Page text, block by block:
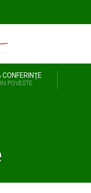
POVESTE